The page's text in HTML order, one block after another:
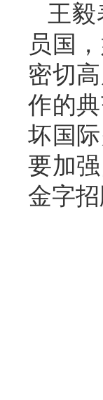
王
员国
密切
作的
坏国
要加
金字